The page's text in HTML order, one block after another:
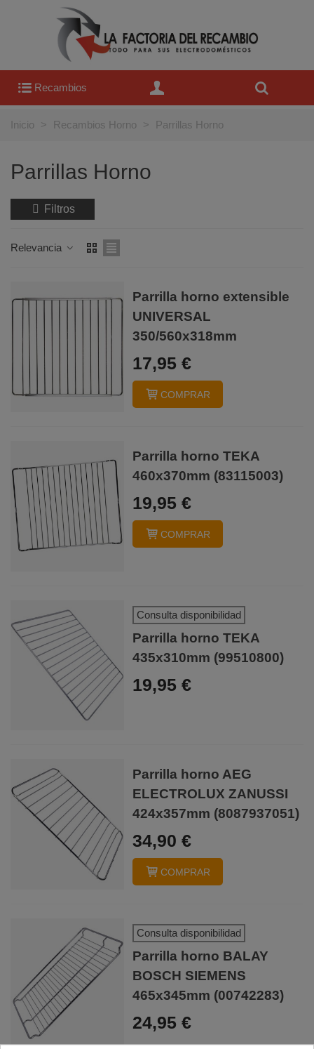
Recambios
Inicio > Recambios Horno > Parrillas Horno
Parrillas Horno
Filtros
Relevancia
Parrilla horno extensible
UNIVERSAL
350/560x318mm
17,95 €
COMPRAR
Parrilla horno TEKA
460x370mm (83115003)
19,95 €
COMPRAR
Consulta disponibilidad
Parrilla horno TEKA
435x310mm (99510800)
19,95 €
Parrilla horno AEG
ELECTROLUX ZANUSSI
424x357mm (8087937051)
34,90 €
COMPRAR
Consulta disponibilidad
Parrilla horno BALAY
BOSCH SIEMENS
465x345mm (00742283)
24,95 €